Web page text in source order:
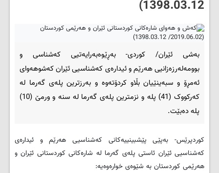
1398.03.12)
به‌شی ئێران/ کوردی- به‌ڕێوه‌به‌رایه‌تیی که‌شناسی و
بوومه‌له‌رزه‌زانیی هه‌رێم و ئیداره‌ی که‌شناسیی ئێران که‌شوهه‌وای
ئه‌مڕۆ و سبه‌ینێیان بڵاو کردۆته‌وه‌ و به‌رزترین پله‌ی گه‌رما له‌
که‌رکووک (41) پله‌ و نزمترین پله‌ی گه‌رما له سنه‌ و‌ ورمێ (10)
پله‌ ده‌بێت.
کوردپرێس- به‌پێی پێشبینییه‌کانی که‌شناسیی هه‌رێم و ئیداره‌ی
که‌شناسیی ئێران ئاستی پله‌ی گه‌رما له‌ شاره‌کانی کوردستانی ئێران و
هه‌رێمی کوردستان به‌ شێوه‌ی خواره‌وه‌یه‌: